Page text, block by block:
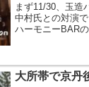
まず11/30、玉造
中村氏との対演
ハーモニーBAR
ホームページ作...
大所帯で京丹